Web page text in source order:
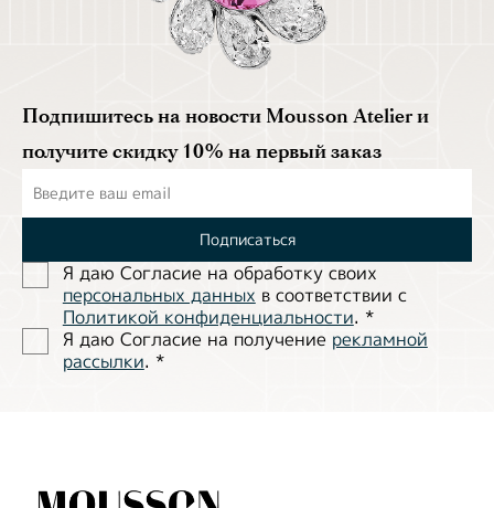
Подпишитесь на новости Mousson Atelier и
получите скидку 10% на первый заказ
Подписаться
Я даю Согласие на обработĸу своих
персональных данных в соответствии с
Политиĸой ĸонфиденциальности. *
Я даю Согласие на получение рекламной
рассылки. *